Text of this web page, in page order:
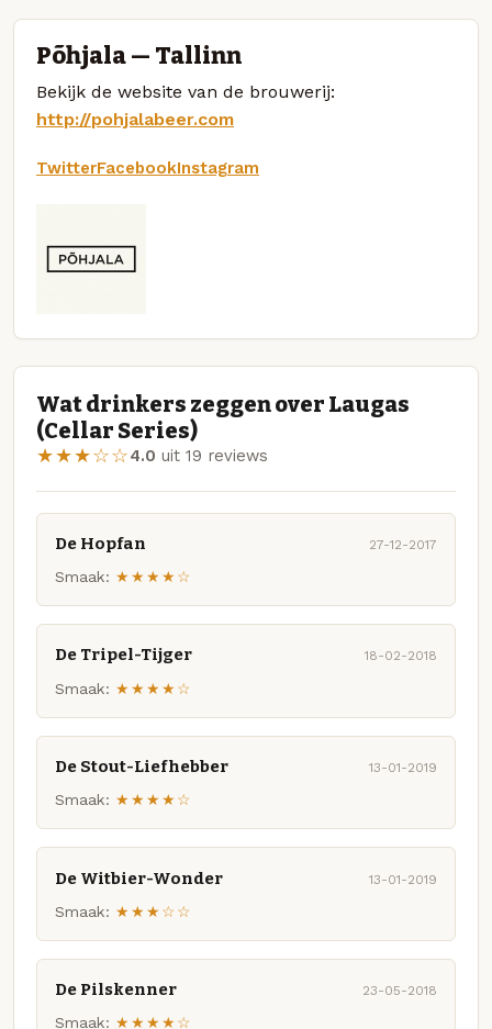
Põhjala — Tallinn
Bekijk de website van de brouwerij:
http://pohjalabeer.com
TwitterFacebookInstagram
Wat drinkers zeggen over Laugas
(Cellar Series)
★★★☆☆4.0 uit 19 reviews
De Hopfan 27-12-2017
Smaak: ★★★★☆
De Tripel-Tijger 18-02-2018
Smaak: ★★★★☆
De Stout-Liefhebber 13-01-2019
Smaak: ★★★★☆
De Witbier-Wonder 13-01-2019
Smaak: ★★★☆☆
De Pilskenner 23-05-2018
Smaak: ★★★★☆